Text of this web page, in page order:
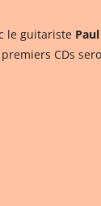
le guitariste
CDs